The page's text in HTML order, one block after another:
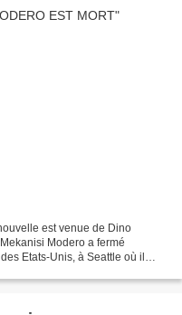
est venue de Dino
Modero a fermé
Etats-Unis, à Seattle où il